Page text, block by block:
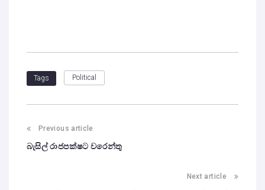
Tags Political
Previous article
බැසිල් රාජපක්ෂට වරෙන්තු
Next article